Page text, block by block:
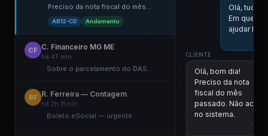
Preciso da nota fiscal do mês...
AB12-CD Andamento
CF C. Financeiro MG ME
há 47 min
Sobre o parcelamento do DAS...
RF R. Ferreira — Contagem
há 2h 15min
Boleto eSocial — urgente
Olá, tudo
Em que
ajudar
CLIENTE
Olá, bom dia!
Preciso da nota
fiscal do mês
passado. Não achei
no sistema.
11:00